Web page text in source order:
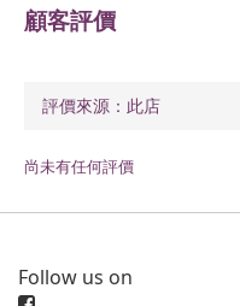
顧客評價
尚未有任何評價
Follow us on